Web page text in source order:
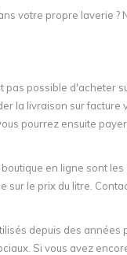
votre propre laverie
pas possible d'acheter
la livraison sur facture
pourrez ensuite
en ligne sont
sur le prix du litre.
depuis des
Si vous avez